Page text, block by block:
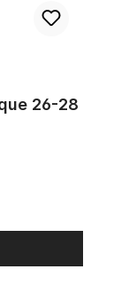
26-28